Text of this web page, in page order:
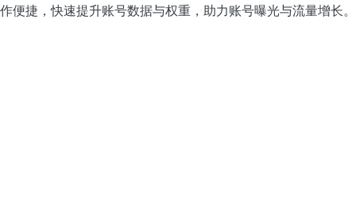
作便捷，快速提升账号数据与权重，助力账号曝光与流量增长。